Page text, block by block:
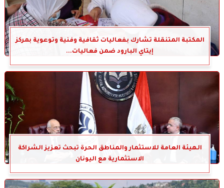
المكتبة المتنقلة تشارك بفعاليات ثقافية وفنية وتوعوية بمركز
إيتاي البارود ضمن فعاليات...
الهيئة العامة للاستثمار والمناطق الحرة تبحث تعزيز الشراكة
الاستثمارية مع اليونان